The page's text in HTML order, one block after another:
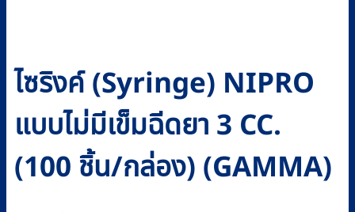
ไซริงค์ (Syringe) NIPRO
แบบไม่มีเข็มฉีดยา 3 CC.
(100 ชิ้น/กล่อง) (GAMMA)